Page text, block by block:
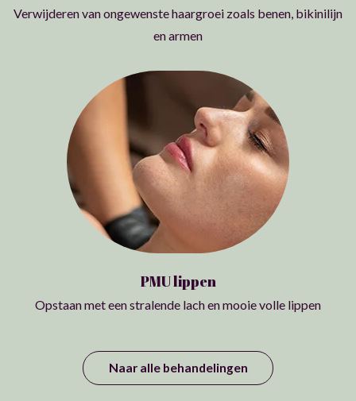
Verwijderen van ongewenste haargroei zoals benen, bikinilijn
en armen
PMU lippen
Opstaan met een stralende lach en mooie volle lippen
Naar alle behandelingen